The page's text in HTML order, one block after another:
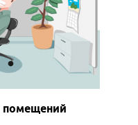
помещений